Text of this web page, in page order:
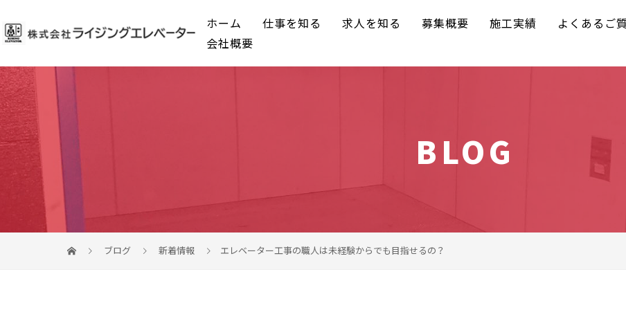
ホーム 仕事を知る 求人を知る 募集概要 施工実績
よくあるご
会社概要
BLOG
ブログ 新着情報 エレベーター工事の職人は未経験からでも目指せるの？